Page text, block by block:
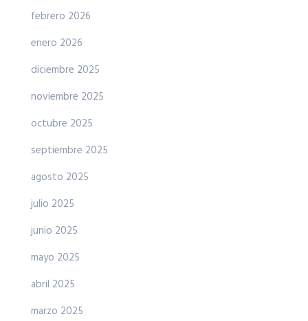
febrero 2026
enero 2026
diciembre 2025
noviembre 2025
octubre 2025
septiembre 2025
agosto 2025
julio 2025
junio 2025
mayo 2025
abril 2025
marzo 2025